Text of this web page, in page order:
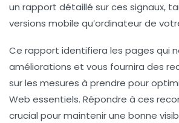
un rapport détaillé sur ces signaux,
versions mobile qu’ordinateur de
Ce rapport identifiera les pages qui
améliorations et vous fournira des
sur les mesures à prendre pour
Web essentiels. Répondre à ces
crucial pour maintenir une bonne